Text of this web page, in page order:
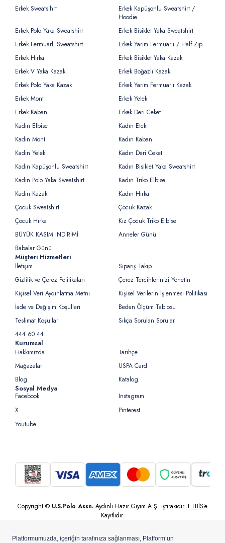
Erkek Sweatsihrt
Erkek Kapüşonlu Sweatshirt /
Hoodie
Erkek Polo Yaka Sweatshirt
Erkek Bisiklet Yaka Sweatshirt
Erkek Fermuarlı Sweatshirt
Erkek Yarım Fermuarlı / Half Zip
Erkek Hırka
Erkek Bisiklet Yaka Kazak
Erkek V Yaka Kazak
Erkek Boğazlı Kazak
Erkek Polo Yaka Kazak
Erkek Yarım Fermuarlı Kazak
Erkek Mont
Erkek Yelek
Erkek Kaban
Erkek Deri Ceket
Kadın Elbise
Kadın Etek
Kadın Mont
Kadın Kaban
Kadın Yelek
Kadın Deri Ceket
Kadın Kapüşonlu Sweatshirt
Kadın Bisiklet Yaka Sweatshirt
Kadın Polo Yaka Sweatshirt
Kadın Triko Elbise
Kadın Kazak
Kadın Hırka
Çocuk Sweatshirt
Çocuk Kazak
Çocuk Hırka
Kız Çocuk Triko Elbise
BÜYÜK KASIM İNDİRİMİ
Anneler Günü
Babalar Günü
Müşteri Hizmetleri
İletişim
Sipariş Takip
Gizlilik ve Çerez Politikaları
Çerez Tercihlerinizi Yönetin
Kişisel Veri Aydınlatma Metni
Kişisel Verilerin İşlenmesi Politikası
İade ve Değişim Koşulları
Beden Ölçüm Tablosu
Teslimat Koşulları
Sıkça Sorulan Sorular
444 60 44
Kurumsal
Hakkımızda
Tarihçe
Mağazalar
USPA Card
Blog
Katalog
Sosyal Medya
Facebook
Instagram
X
Pinterest
Youtube
Copyright © U.S.Polo Assn. Aydınlı Hazır Giyim A.Ş. iştirakidir. ETBİS’e
Kayıtlıdır.